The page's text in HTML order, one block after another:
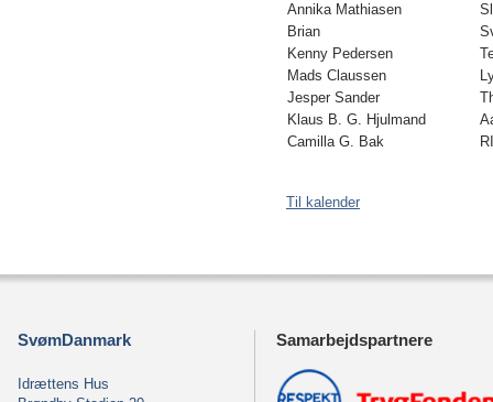
Annika Mathiasen
Brian
Kenny Pedersen
Mads Claussen
Jesper Sander
Klaus B. G. Hjulmand
Camilla G. Bak
Til kalender
SvømDanmark
Idrættens Hus
Samarbejdspartnere